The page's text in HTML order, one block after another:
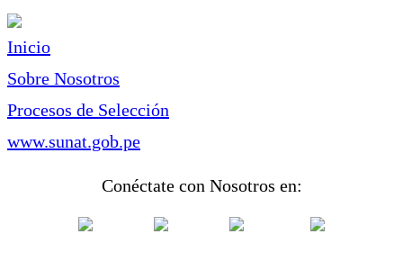
Inicio
Sobre Nosotros
Procesos de Selección
www.sunat.gob.pe
Conéctate con Nosotros en: